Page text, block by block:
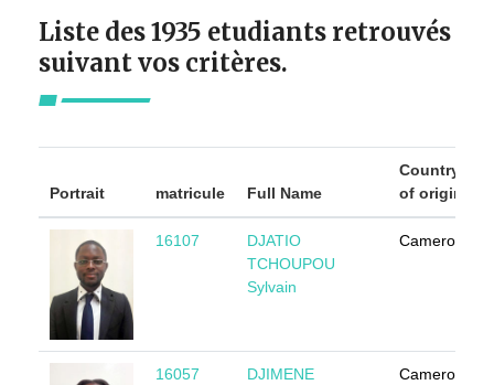
Liste des 1935 etudiants retrouvés
suivant vos critères.
Portrait matricule Full Name
Country
of origin
16107
DJATIO
TCHOUPOU
Sylvain
Cameroun
16057
DJIMENE
Cameroun